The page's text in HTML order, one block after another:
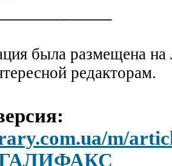
была размещена на
редакторам.
m/